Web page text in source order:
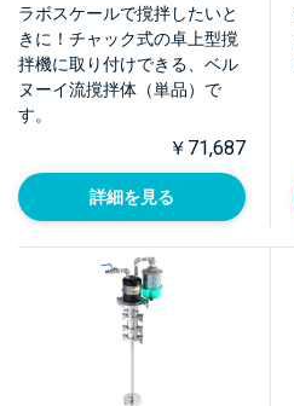
ラボスケールで撹拌したいと
きに！チャック式の卓上型撹
拌機に取り付けできる、ベル
ヌーイ流撹拌体（単品）で
す。
￥71,687
詳細を見る